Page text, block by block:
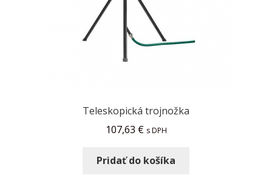
Teleskopická trojnožka
107,63 € s DPH
Pridať do košíka